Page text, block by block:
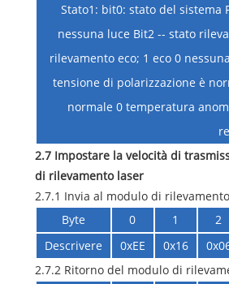
Stato1: bit0: stato del sistema
nessuna luce Bit2 -- stato
rilevamento eco; 1 eco 0
tensione di polarizzazione è
normale 0 temperatura
2.7 Impostare la velocità di
di rilevamento laser
2.7.1 Invia al modulo di
Byte
0 1 2
Descrivere
0xEE 0x16
2.7.2 Ritorno del modulo di